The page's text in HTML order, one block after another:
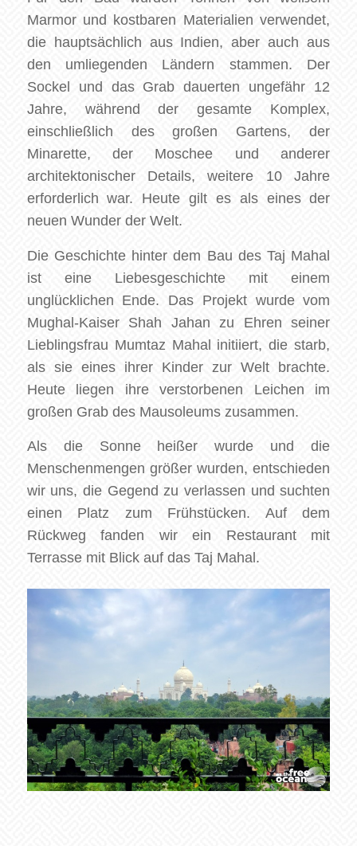
Marmor und kostbaren Materialien verwendet,
die hauptsächlich aus Indien, aber auch aus
den umliegenden Ländern stammen. Der
Sockel und das Grab dauerten ungefähr 12
Jahre, während der gesamte Komplex,
einschließlich des großen Gartens, der
Minarette, der Moschee und anderer
architektonischer Details, weitere 10 Jahre
erforderlich war. Heute gilt es als eines der
neuen Wunder der Welt.
Die Geschichte hinter dem Bau des Taj Mahal
ist eine Liebesgeschichte mit einem
unglücklichen Ende. Das Projekt wurde vom
Mughal-Kaiser Shah Jahan zu Ehren seiner
Lieblingsfrau Mumtaz Mahal initiiert, die starb,
als sie eines ihrer Kinder zur Welt brachte.
Heute liegen ihre verstorbenen Leichen im
großen Grab des Mausoleums zusammen.
Als die Sonne heißer wurde und die
Menschenmengen größer wurden, entschieden
wir uns, die Gegend zu verlassen und suchten
einen Platz zum Frühstücken. Auf dem
Rückweg fanden wir ein Restaurant mit
Terrasse mit Blick auf das Taj Mahal.